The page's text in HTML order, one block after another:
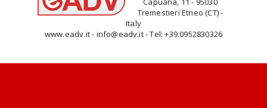
Tremestieri Etneo (CT) -
Italy
www.eadv.it - info@eadv.it - Tel: +39.0952830326